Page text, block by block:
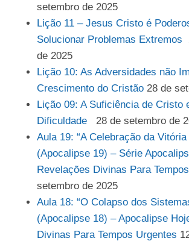
setembro de 2025
Lição 11 – Jesus Cristo é
Solucionar Problemas Extremos
de 2025
Lição 10: As Adversidades não
Crescimento do Cristão 28 de
Lição 09: A Suficiência de Cristo
Dificuldade
28 de setembro de
Aula 19: “A Celebração da Vitória
(Apocalipse 19) – Série
Revelações Divinas Para
setembro de 2025
Aula 18: “O Colapso dos
(Apocalipse 18) – Apocalipse
Divinas Para Tempos Urgentes